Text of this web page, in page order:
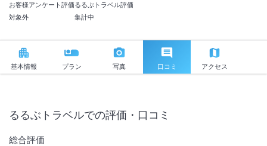
お客様アンケート評価
対象外
るるぶトラベル評価
集計中
基本情報 プラン 写真 口コミ アクセス
るるぶトラベルでの評価・口コミ
総合評価